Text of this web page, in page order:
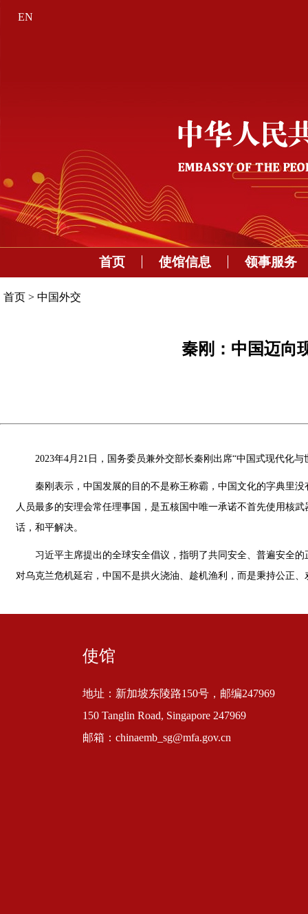
EN
首页 使馆信息 领事服务
首页 > 中国外交
秦刚：中国迈向
2023年4月21日，国务委员兼外交部长秦刚出席“中国式现代化
秦刚表示，中国发展的目的不是称王称霸，中国文化的字典里
人员最多的安理会常任理事国，是五核国中唯一承诺不首先使用核
话，和平解决。
习近平主席提出的全球安全倡议，指明了共同安全、普遍安全
对乌克兰危机延宕，中国不是拱火浇油、趁机渔利，而是秉持公正
使馆
地址：新加坡东陵路150号，邮编247969
150 Tanglin Road, Singapore 247969
邮箱：chinaemb_sg@mfa.gov.cn